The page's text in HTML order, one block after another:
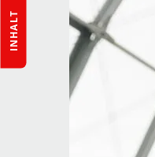
INHALT